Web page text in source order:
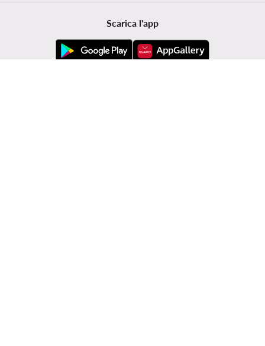
Scarica l'app